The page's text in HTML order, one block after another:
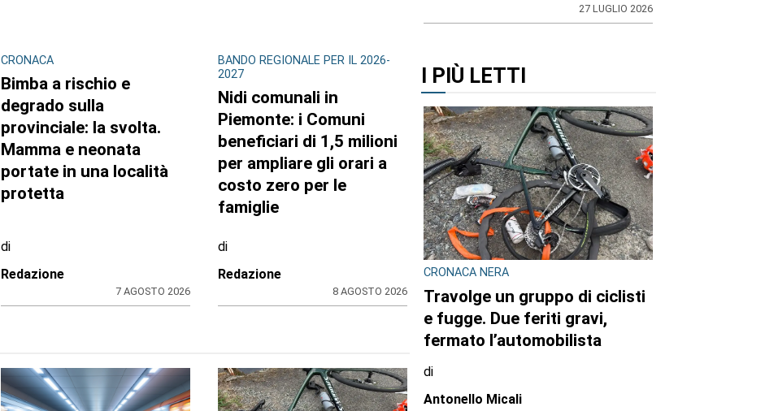
CRONACA
Bimba a rischio e
degrado sulla
provinciale: la svolta.
Mamma e neonata
portate in una località
protetta
di
Redazione
7 AGOSTO 2026
BANDO REGIONALE PER IL 2026-
2027
Nidi comunali in
Piemonte: i Comuni
beneficiari di 1,5 milioni
per ampliare gli orari a
costo zero per le
famiglie
di
Redazione
8 AGOSTO 2026
27 LUGLIO 2026
I PIÙ LETTI
CRONACA NERA
Travolge un gruppo di ciclisti
e fugge. Due feriti gravi,
fermato l’automobilista
di
Antonello Micali